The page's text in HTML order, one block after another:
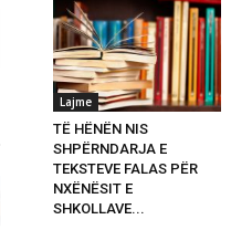
Lajme
TË HËNËN NIS
SHPËRNDARJA E
TEKSTEVE FALAS PËR
NXËNËSIT E
SHKOLLAVE...